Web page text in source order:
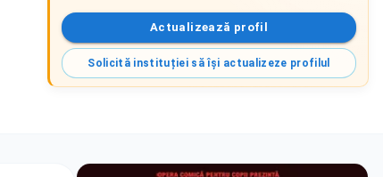
Actualizează profil
Solicită instituției să își actualizeze profilul